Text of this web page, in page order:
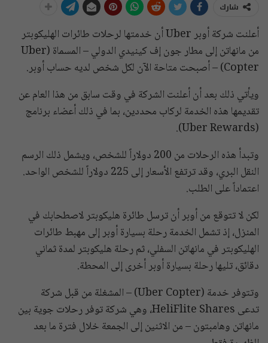
شارك
أعلنت شركة أوبر Uber أن خدمتها لرحلات طائرات الهليكوبتر
من مانهاتن إلى مطار جون إف كينيدي الدولي – المسماة (Uber
Copter) – أصبحت متاحة الآن لكل شخص لديه حساب أوبر.
ويأتي ذلك بعد أن أعلنت الشركة في وقت سابق من هذا العام عن
تقديمها هذه الخدمة لركاب محددين، بما في ذلك أعضاء برنامج
(Uber Rewards).
وتبدأ هذه الرحلات من 200 دولاراً للشخص، ويشمل ذلك الرسم
النقل البري، وقد ترتفع الأسعار إلى 225 دولاراً للشخص الواحد.
اعتماداً على الطلب.
لكن لا تتوقع من أوبر أن ترسل طائرة هليكوبتر لاصطحابك في
المنزل، إذ تشمل الخدمة رحلة بسيارة أوبر إلى مهبط طائرات
الهليكوبتر في مانهاتن السفلي، ثم رحلة هليكوبتر لمدة ثماني
دقائق، تليها رحلة بسيارة أوبر أخرى إلى المحطة.
وتتوفر خدمة (Uber Copter) – المشغلة من قبل شركة
تدعى HeliFlite Shares، وهي شركة توفر رحلات جوية بين
مانهاتن وهامبتون – من الاثنين إلى الجمعة خلال فترة ما بعد